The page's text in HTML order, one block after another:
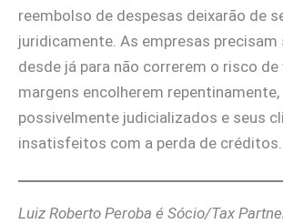
reembolso de despesas deixarão de
juridicamente. As empresas precisam
desde já para não correrem o risco de
margens encolherem
possivelmente judicializados e seus
insatisfeitos com a perda de créditos.
Luiz Roberto Peroba é Sócio/Tax